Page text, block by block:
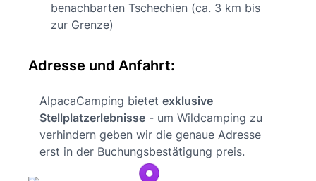
benachbarten Tschechien (ca. 3 km bis
zur Grenze)
Adresse und Anfahrt:
AlpacaCamping bietet exklusive
Stellplatzerlebnisse - um Wildcamping zu
verhindern geben wir die genaue Adresse
erst in der Buchungsbestätigung preis.